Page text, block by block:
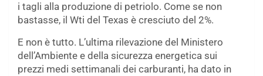
i tagli alla produzione di petriolo. Come se non
bastasse, il Wti del Texas è cresciuto del 2%.
E non è tutto. L’ultima rilevazione del Ministero
dell’Ambiente e della sicurezza energetica sui
prezzi medi settimanali dei carburanti, ha dato in